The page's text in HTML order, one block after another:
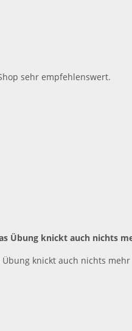
sehr empfehlenswert.
Übung knickt auch nichts
knickt auch nichts